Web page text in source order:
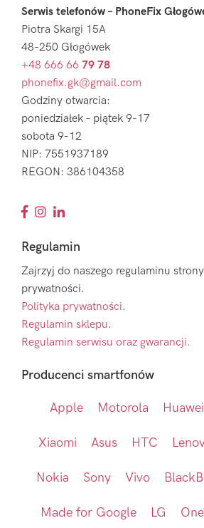
Serwis telefonów – PhoneFix
Piotra Skargi 15A
48-250 Głogówek
+48 666 66 79 78
phonefix.gk@gmail.com
Godziny otwarcia:
poniedziałek – piątek 9-17
sobota 9-12
NIP: 7551937189
REGON: 386104358
Regulamin
Zajrzyj do naszego regulaminu
prywatności.
Polityka prywatności.
Regulamin sklepu.
Regulamin serwisu oraz gwarancji.
Producenci smartfonów
Apple Motorola Huawei
Xiaomi Asus HTC
Nokia Sony Vivo
Made for Google LG